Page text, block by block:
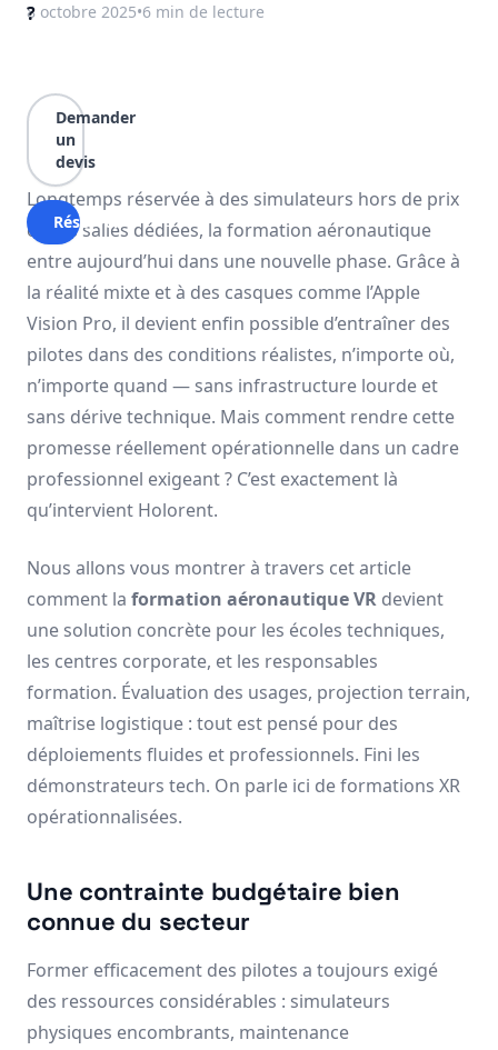
?
Demander
un
devis
Réserver
8 octobre 2025•6 min de lecture
Longtemps réservée à des simulateurs hors de prix
et des salles dédiées, la formation aéronautique
entre aujourd’hui dans une nouvelle phase. Grâce à
la réalité mixte et à des casques comme l’Apple
Vision Pro, il devient enfin possible d’entraîner des
pilotes dans des conditions réalistes, n’importe où,
n’importe quand — sans infrastructure lourde et
sans dérive technique. Mais comment rendre cette
promesse réellement opérationnelle dans un cadre
professionnel exigeant ? C’est exactement là
qu’intervient Holorent.
Nous allons vous montrer à travers cet article
comment la formation aéronautique VR devient
une solution concrète pour les écoles techniques,
les centres corporate, et les responsables
formation. Évaluation des usages, projection terrain,
maîtrise logistique : tout est pensé pour des
déploiements fluides et professionnels. Fini les
démonstrateurs tech. On parle ici de formations XR
opérationnalisées.
Une contrainte budgétaire bien
connue du secteur
Former efficacement des pilotes a toujours exigé
des ressources considérables : simulateurs
physiques encombrants, maintenance